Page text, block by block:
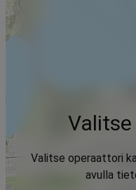
Valitse operaattori
avulla